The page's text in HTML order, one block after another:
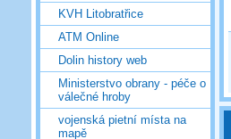
KVH Litobratřice
ATM Online
Dolin history web
Ministerstvo obrany - péče o
válečné hroby
vojenská pietní místa na
mapě